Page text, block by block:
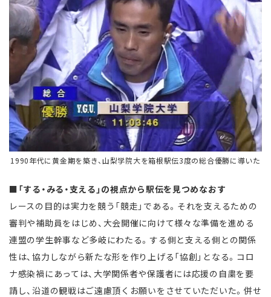
1990年代に黄金期を築き、山梨学院大を箱根駅伝3度の総合優勝に導いた
■「する・みる・支える」の視点から駅伝を見つめなおす
レースの目的は実力を競う「競走」である。それを支えるための
審判や補助員をはじめ、大会開催に向けて様々な準備を進める
連盟の学生幹事など多岐にわたる。する側と支える側との関係
性は、協力しながら新たな形を作り上げる「協創」となる。コロ
ナ感染禍にあっては、大学関係者や保護者には応援の自粛を要
請し、沿道の観戦はご遠慮頂くお願いをさせていただいた。併せ